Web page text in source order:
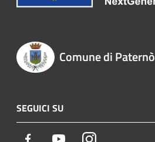
Comune di Paternò
SEGUICI SU
Facebook YoutubeInstagram